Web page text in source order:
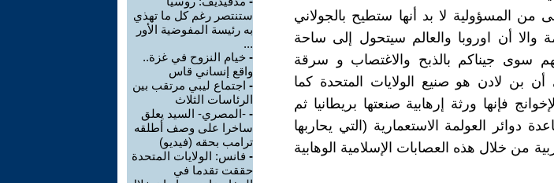
من المسؤولية لا بد أنها ستطيح بالجولاني
والا أن اوروبا والعالم سيتحول إلى ساحة
سوى جيناكم بالذبح والاغتصاب و سرقة
بن لادن هو صنيع الولايات المتحدة كما
فإنها ورثة إرهابية صنعتها بريطانيا ثم
العولمة الاستعمارية (التي يحاربها
من خلال هذه العصابات الإسلامية الوهابية
ستنتصر رغم كل ما تهذي
به رئيسة المفوضية الأور
...
- خيام النزوح في غزة..
واقع إنساني قاس
- اجتماع ليبي مرتقب بين
الرئاسات الثلاث
- -المصري- السيد يعلق
ساخرا على وصف أطلقه
ترامب بحقه (فيديو)
- فانس: الولايات المتحدة
حققت تقدما في